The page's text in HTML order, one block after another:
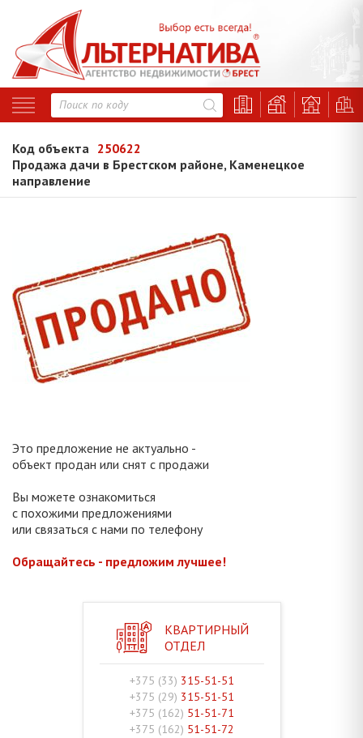
Код объекта 250622
Продажа дачи в Брестском районе, Каменецкое
направление
Это предложение не актуально -
объект продан или снят с продажи
Вы можете ознакомиться
с похожими предложениями
или связаться с нами по телефону
Обращайтесь - предложим лучшее!
КВАРТИРНЫЙ
ОТДЕЛ
+375 (33) 315-51-51
+375 (29) 315-51-51
+375 (162) 51-51-71
+375 (162) 51-51-72